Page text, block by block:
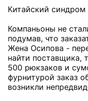
Китайский синдром
Компаньоны не
подумав, что
Жена Осипова -
найти поставщика,
500 рюкзаков и
фурнитурой заказ
возникли